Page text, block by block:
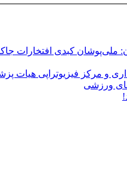
کبدی افتخارات
و مرکز فیزیوتراپی هیات
ورزشی